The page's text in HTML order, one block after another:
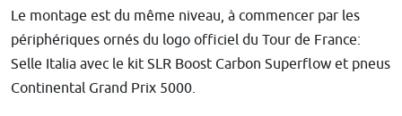
Le montage est du même niveau, à commencer par les
périphériques ornés du logo officiel du Tour de France:
Selle Italia avec le kit SLR Boost Carbon Superflow et pneus
Continental Grand Prix 5000.